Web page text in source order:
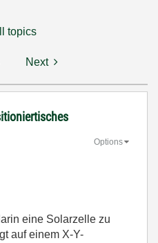
topics
Next
Options
eine Solarzelle zu
auf einem X-Y-